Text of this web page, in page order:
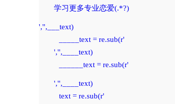
学习更多专业恋爱(.*?)
','',___text)
_____text = re.sub(r'
','',____text)
______text = re.sub(r'
','',____text)
text = re.sub(r'